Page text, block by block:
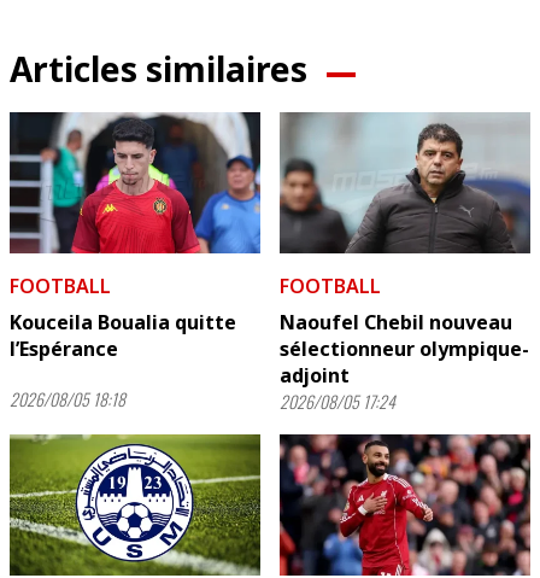
Articles similaires
FOOTBALL
Kouceila Boualia quitte
l’Espérance
2026/08/05 18:18
FOOTBALL
Naoufel Chebil nouveau
sélectionneur olympique-
adjoint
2026/08/05 17:24